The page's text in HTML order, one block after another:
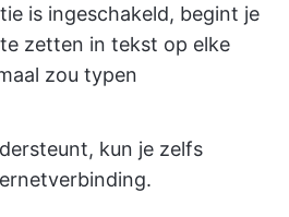
is ingeschakeld, begint je
zetten in tekst op elke
zou typen
kun je zelfs